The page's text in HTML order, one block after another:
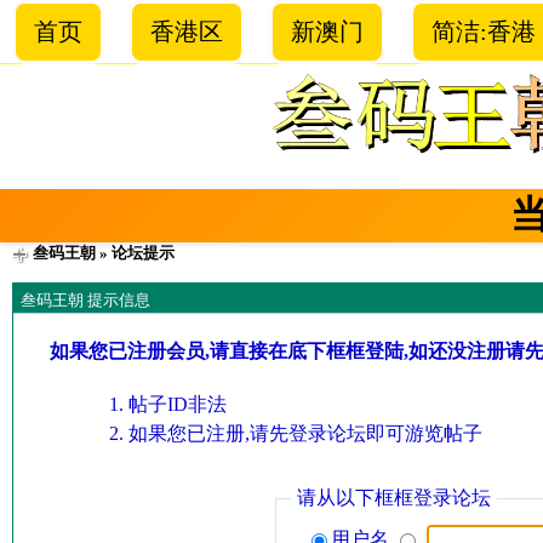
首页 香港区 新澳门 简洁:香港
叁码王朝 » 论坛提示
叁码王朝 提示信息
如果您已注册会员,请直接在底下框框登陆,如还没注册请
帖子ID非法
如果您已注册,请先登录论坛即可游览帖子
请从以下框框登录论坛
用户名